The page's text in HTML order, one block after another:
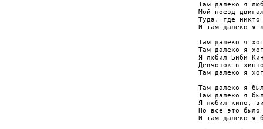
Там далеко я
Мой поезд
Туда, где никто
И там далеко я
Там далеко я
Там далеко я
Я любил Биби
Девчонок в
Там далеко я
Там далеко я
Там далеко я
Я любил кино,
Но все это было
И там далеко я